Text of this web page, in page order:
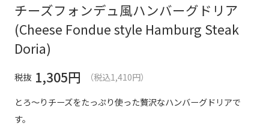
チーズフォンデュ風ハンバーグドリア
(Cheese Fondue style Hamburg Steak
Doria)
税抜 1,305円
（税込1,410円）
とろ～りチーズをたっぷり使った贅沢なハンバーグドリアで
す。